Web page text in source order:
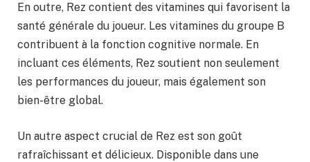
En outre, Rez contient des vitamines qui favorisent la
santé générale du joueur. Les vitamines du groupe B
contribuent à la fonction cognitive normale. En
incluant ces éléments, Rez soutient non seulement
les performances du joueur, mais également son
bien-être global.
Un autre aspect crucial de Rez est son goût
rafraîchissant et délicieux. Disponible dans une